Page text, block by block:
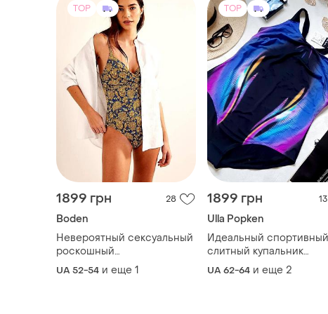
1899 грн
Невероятный сексуальный
роскошный
корректирующий купальник
от бренда boden - gold
capri
UA 52-54 и еще 1
1899 грн 13
Ulla Popken
Идеальный спортивный
слитный купальник
большого размера от
немецкого бренда ulla
popken
UA 62-64 и еще 2